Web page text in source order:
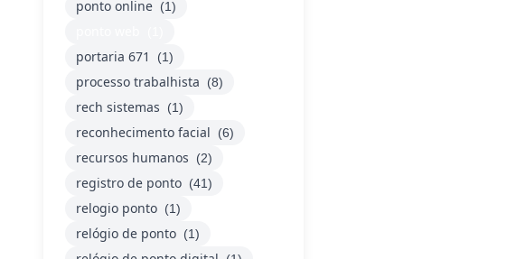
ponto online (1)
portaria 671 (1)
processo trabalhista (8)
rech sistemas (1)
reconhecimento facial (6)
recursos humanos (2)
registro de ponto (41)
relogio ponto (1)
relógio de ponto (1)